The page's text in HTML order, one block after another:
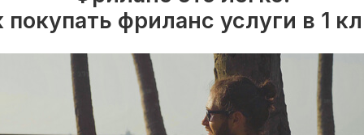
покупать фриланс услуги в 1